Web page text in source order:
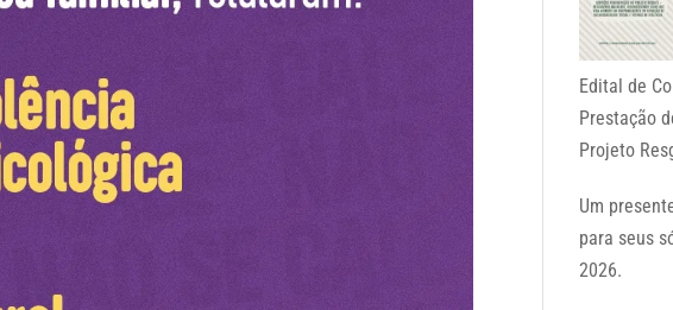
Edital de
Prestação
Projeto
Um
para seus
2026.